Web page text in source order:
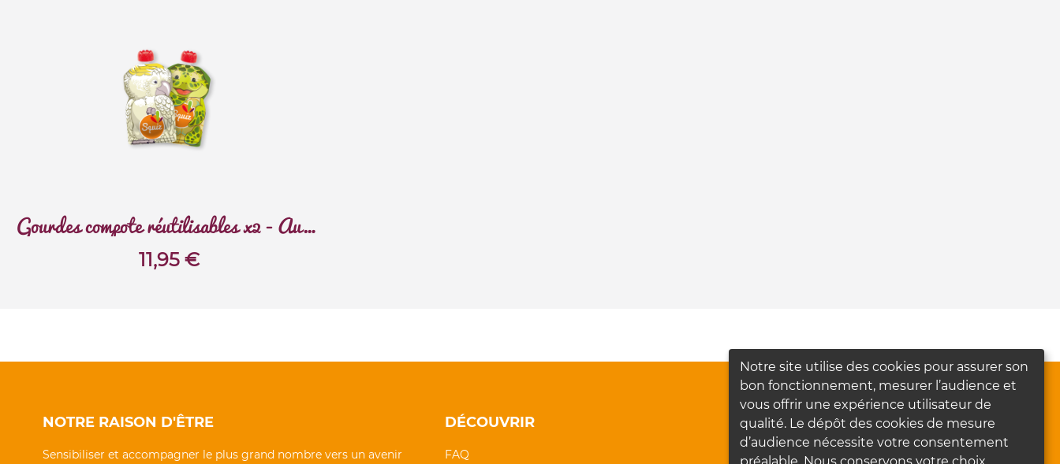
Gourdes compote réutilisables x2 - Australie
11,95€
NOTRE RAISON D'ÊTRE
Sensibiliser et accompagner le plus grand nombre vers un avenir
DÉCOUVRIR
FAQ
Notre site utilise des cookies pour assurer son
bon fonctionnement, mesurer l’audience et
vous offrir une expérience utilisateur de
qualité. Le dépôt des cookies de mesure
d’audience nécessite votre consentement